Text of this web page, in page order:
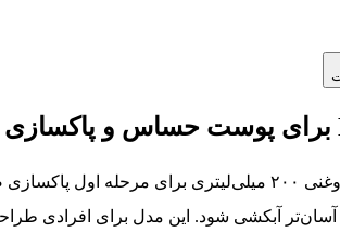
یک شوینده روغنی ۲۰۰ میلی‌لیتری برای
آسان‌تر آبکشی شود. این مدل برای افرادی